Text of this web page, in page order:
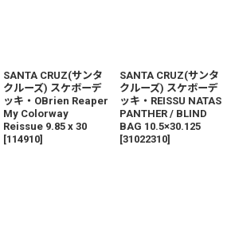
SANTA CRUZ(サンタ
クルーズ) スケボーデ
ッキ・OBrien Reaper
My Colorway
Reissue 9.85 x 30
[114910]
SANTA CRUZ(サンタ
クルーズ) スケボーデ
ッキ・REISSU NATAS
PANTHER / BLIND
BAG 10.5×30.125
[31022310]